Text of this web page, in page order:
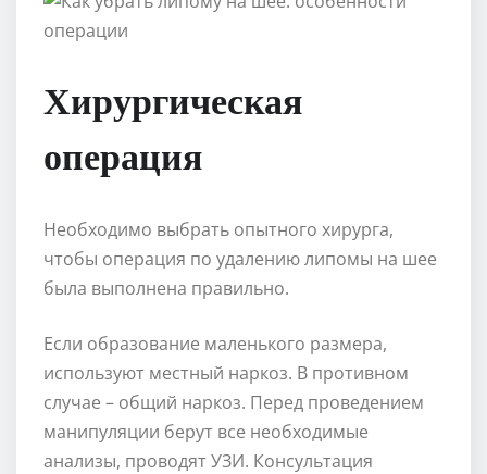
Хирургическая
операция
Необходимо выбрать опытного хирурга,
чтобы операция по удалению липомы на шее
была выполнена правильно.
Если образование маленького размера,
используют местный наркоз. В противном
случае – общий наркоз. Перед проведением
манипуляции берут все необходимые
анализы, проводят УЗИ. Консультация